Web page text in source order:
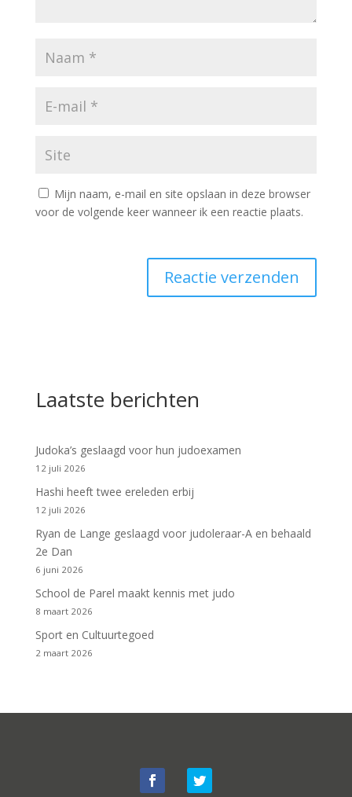
Mijn naam, e-mail en site opslaan in deze browser
voor de volgende keer wanneer ik een reactie plaats.
Laatste berichten
Judoka’s geslaagd voor hun judoexamen
12 juli 2026
Hashi heeft twee ereleden erbij
12 juli 2026
Ryan de Lange geslaagd voor judoleraar-A en behaald
2e Dan
6 juni 2026
School de Parel maakt kennis met judo
8 maart 2026
Sport en Cultuurtegoed
2 maart 2026